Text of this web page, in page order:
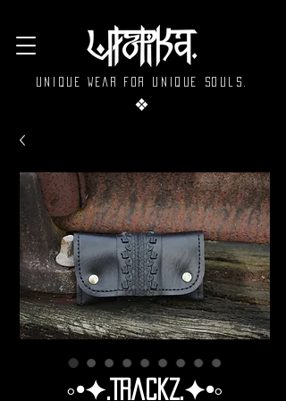
Unique wear for unique souls.
❖
◦•✦.Trackz.✦•◦